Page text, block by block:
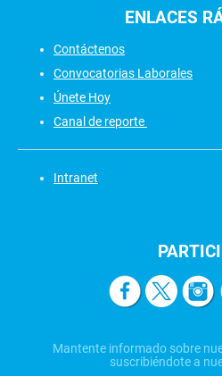
ENLACES
Contáctenos
Convocatorias Laborales
Únete Hoy
Canal de reporte
Intranet
Mantente informado sobre
suscribiéndote a